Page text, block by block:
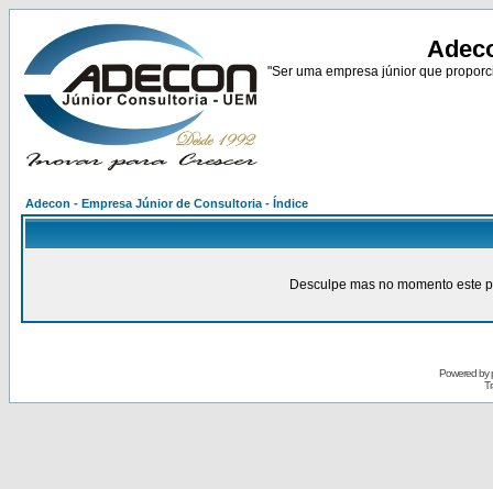
"Ser uma empresa júnior que
Adecon - Empresa Júnior de Consultoria - Índice
Desculpe mas no momento este
Powered by